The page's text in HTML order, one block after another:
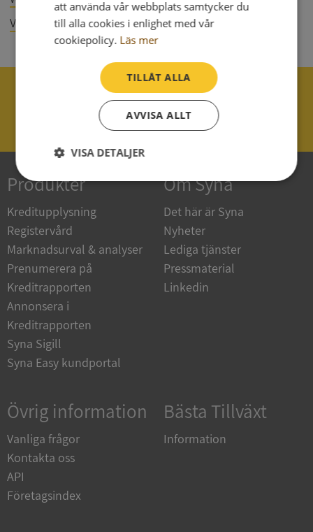
Varbergsköket AB
040 - 25 85 00
support@syna.se
Produkter
Kreditupplysning
Registervård
Marknadsurval & analyser
Prenumerera på
Kreditrapporten
Annonsera i
Kreditrapporten
Syna Sigill
Syna Easy kundportal
Om Syna
Det här är Syna
Nyheter
Lediga tjänster
Pressmaterial
Linkedin
Övrig information
Vanliga frågor
Kontakta oss
API
Företagsindex
Bästa Tillväxt
Information
att använda vår webbplats samtycker du
till alla cookies i enlighet med vår
cookiepolicy. Läs mer
TILLÅT ALLA
AVVISA ALLT
VISA DETALJER
Strikt
nödvändigt
Prestanda Inriktning
Funktioner Oklassificerade
Funktioner
kärnwebbplatsfunktioner som användarinloggning
och kontohantering. Webbplatsen kan inte
Namn
__RequestVerificationToken